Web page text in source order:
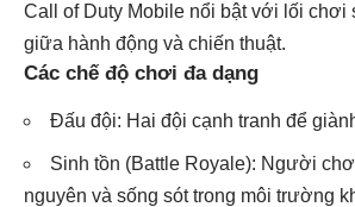
Call of Duty Mobile nổi bật với lối chơi
giữa hành động và chiến thuật.
Các chế độ chơi đa dạng
Đấu đội: Hai đội cạnh tranh để
Sinh tồn (Battle Royale): Người
nguyên và sống sót trong môi trường